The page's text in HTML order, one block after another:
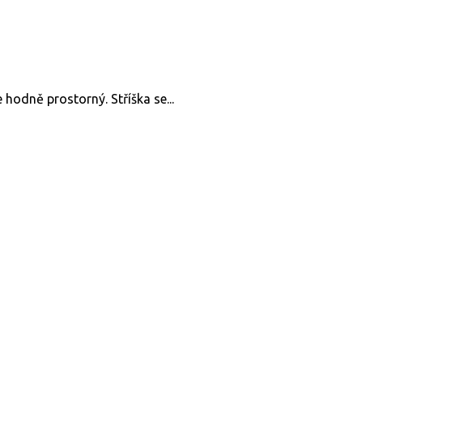
prostorný. Stříška se...